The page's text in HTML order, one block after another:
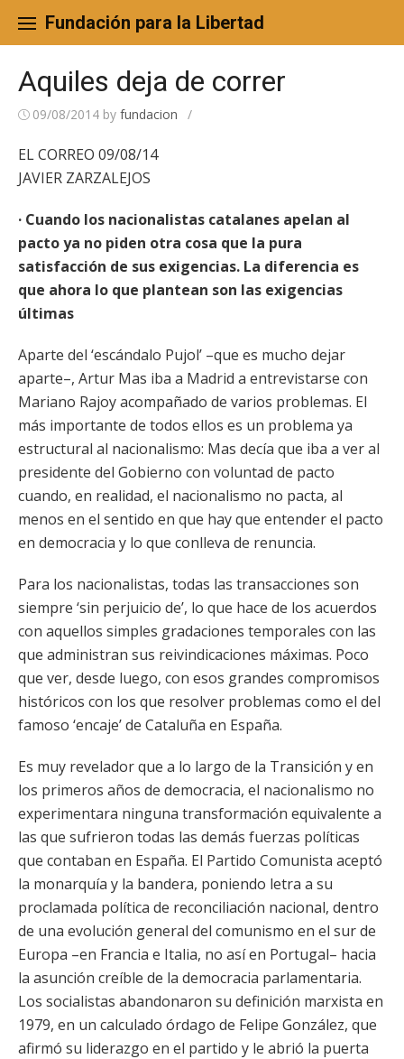
content
Fundación para la Libertad
Aquiles deja de correr
09/08/2014 by fundacion /
EL CORREO 09/08/14
JAVIER ZARZALEJOS
· Cuando los nacionalistas catalanes apelan al
pacto ya no piden otra cosa que la pura
satisfacción de sus exigencias. La diferencia es
que ahora lo que plantean son las exigencias
últimas
Aparte del ‘escándalo Pujol’ –que es mucho dejar
aparte–, Artur Mas iba a Madrid a entrevistarse con
Mariano Rajoy acompañado de varios problemas. El
más importante de todos ellos es un problema ya
estructural al nacionalismo: Mas decía que iba a ver al
presidente del Gobierno con voluntad de pacto
cuando, en realidad, el nacionalismo no pacta, al
menos en el sentido en que hay que entender el pacto
en democracia y lo que conlleva de renuncia.
Para los nacionalistas, todas las transacciones son
siempre ‘sin perjuicio de’, lo que hace de los acuerdos
con aquellos simples gradaciones temporales con las
que administran sus reivindicaciones máximas. Poco
que ver, desde luego, con esos grandes compromisos
históricos con los que resolver problemas como el del
famoso ‘encaje’ de Cataluña en España.
Es muy revelador que a lo largo de la Transición y en
los primeros años de democracia, el nacionalismo no
experimentara ninguna transformación equivalente a
las que sufrieron todas las demás fuerzas políticas
que contaban en España. El Partido Comunista aceptó
la monarquía y la bandera, poniendo letra a su
proclamada política de reconciliación nacional, dentro
de una evolución general del comunismo en el sur de
Europa –en Francia e Italia, no así en Portugal– hacia
la asunción creíble de la democracia parlamentaria.
Los socialistas abandonaron su definición marxista en
1979, en un calculado órdago de Felipe González, que
afirmó su liderazgo en el partido y le abrió la puerta